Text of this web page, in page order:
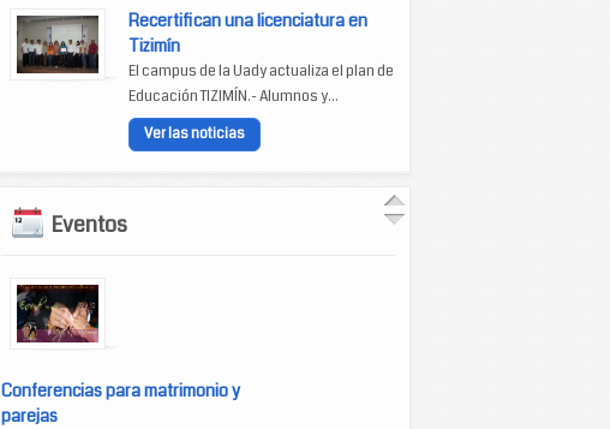
Recertifican una licenciatura en
Tizimín
El campus de la Uady actualiza el plan de
Educación TIZIMÍN.- Alumnos y...
Ver las noticias
Eventos
Conferencias para matrimonio y
parejas